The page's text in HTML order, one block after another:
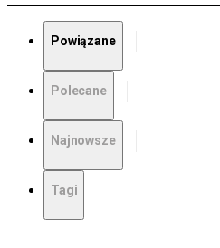
Powiązane
Polecane
Najnowsze
Tagi